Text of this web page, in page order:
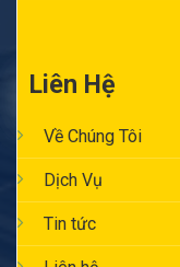
Liên Hệ
Về Chúng Tôi
Dịch Vụ
Tin tức